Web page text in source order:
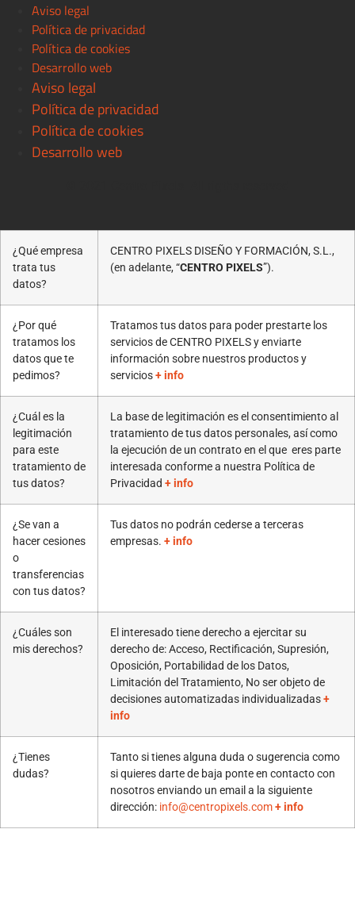
Aviso legal
Política de privacidad
Política de cookies
Desarrollo web
Aviso legal
Política de privacidad
Política de cookies
Desarrollo web
¿Qué empresa
trata tus
datos?
CENTRO PIXELS DISEÑO Y FORMACIÓN, S.L.,
(en adelante, “CENTRO PIXELS”).
¿Por qué
tratamos los
datos que te
pedimos?
Tratamos tus datos para poder prestarte los
servicios de CENTRO PIXELS y enviarte
información sobre nuestros productos y
servicios+ info
¿Cuál es la
legitimación
para este
tratamiento de
tus datos?
La base de legitimación es el consentimiento al
tratamiento de tus datos personales, así como
la ejecución de un contrato en el que eres parte
interesada conforme a nuestra Política de
Privacidad + info
¿Se van a
hacer cesiones
o
transferencias
con tus datos?
Tus datos no podrán cederse a terceras
empresas. + info
¿Cuáles son
mis derechos?
El interesado tiene derecho a ejercitar su
derecho de: Acceso, Rectificación, Supresión,
Oposición, Portabilidad de los Datos,
Limitación del Tratamiento, No ser objeto de
decisiones automatizadas individualizadas+
info
¿Tienes
dudas?
Tanto si tienes alguna duda o sugerencia como
si quieres darte de baja ponte en contacto con
nosotros enviando un email a la siguiente
dirección: info@centropixels.com+ info